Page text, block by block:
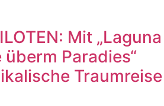
Mit „Laguna
überm Paradies“
Traumreise